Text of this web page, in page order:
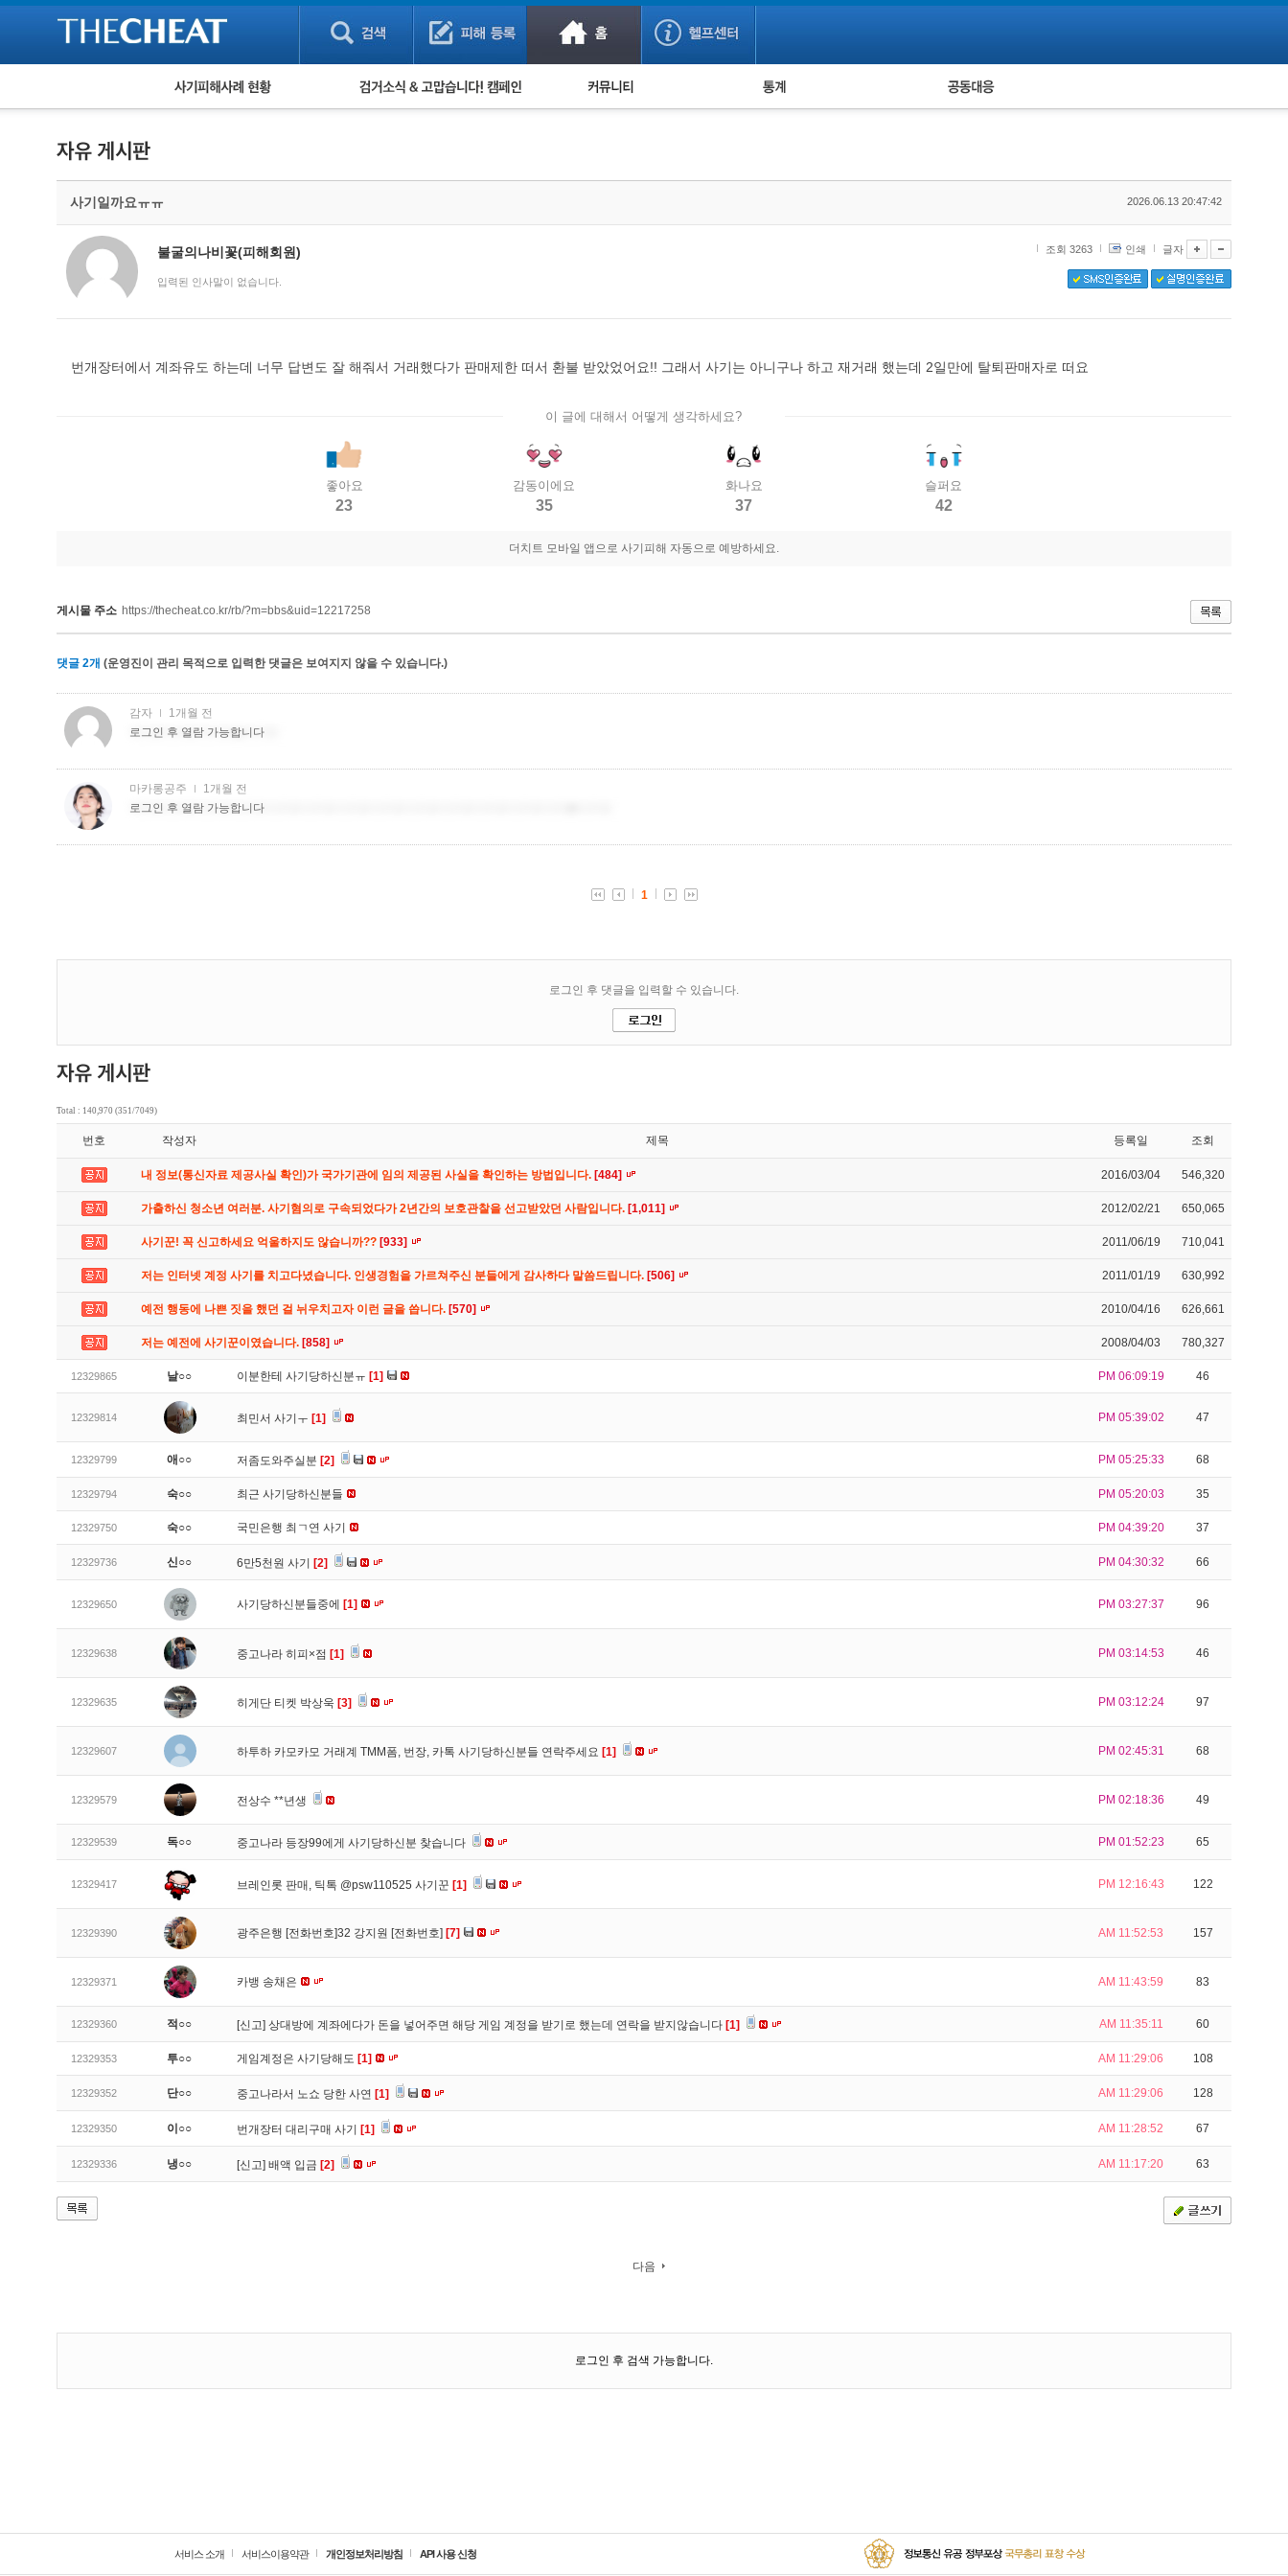
피해사례 현황
유해사이트 목록
비공개 피해사례
워킹홀리데이 피해사례
검거 소식 사기 예방했어요! 누적 피해사례 통계 피해자 공동대응
사기일까요ㅠㅠ 2026.06.13 20:47:42
불굴의나비꽃(피해회원)
입력된 인사말이 없습니다.
조회 3263 인쇄 글자
번개장터에서 계좌유도 하는데 너무 답변도 잘 해줘서 거래했다가 판매제한 떠서 환불 받았었어요!! 그래서 사기는 아니구나 하고 재거래 했는데 2일만에 탈퇴판매자로 떠요
이 글에 대해서 어떻게 생각하세요?
좋아요
23
감동이에요
35
화나요
37
슬퍼요
42
더치트 모바일 앱으로 사기피해 자동으로 예방하세요.
게시물 주소 https://thecheat.co.kr/rb/?m=bbs&uid=12217258
댓글 2개 (운영진이 관리 목적으로 입력한 댓글은 보여지지 않을 수 있습니다.)
Total : 140,970 (351/7049)
번호 작성자 제목 등록일 조회
내 정보(통신자료 제공사실 확인)가 국가기관에 임의 제공된 사실을 확인하는 방법입니다. [484] 2016/03/04 546,320
가출하신 청소년 여러분. 사기혐의로 구속되었다가 2년간의 보호관찰을 선고받았던 사람입니다. [1,011] 2012/02/21 650,065
사기꾼! 꼭 신고하세요 억울하지도 않습니까?? [933] 2011/06/19 710,041
저는 인터넷 계정 사기를 치고다녔습니다. 인생경험을 가르쳐주신 분들에게 감사하다 말씀드립니다. [506] 2011/01/19 630,992
예전 행동에 나쁜 짓을 했던 걸 뉘우치고자 이런 글을 씁니다. [570] 2010/04/16 626,661
저는 예전에 사기꾼이였습니다. [858] 2008/04/03 780,327
12329865 날○○ 이분한테 사기당하신분ㅠ [1] PM 06:09:19 46
12329814 최민서 사기ㅜ [1] PM 05:39:02 47
12329799 애○○ 저좀도와주실분 [2] PM 05:25:33 68
12329794 숙○○ 최근 사기당하신분들 PM 05:20:03 35
12329750 숙○○ 국민은행 최ㄱ연 사기 PM 04:39:20 37
12329736 신○○ 6만5천원 사기 [2] PM 04:30:32 66
12329650 사기당하신분들중에 [1] PM 03:27:37 96
12329638 중고나라 히피×점 [1] PM 03:14:53 46
12329635 히게단 티켓 박상욱 [3] PM 03:12:24 97
12329607 하투하 카모카모 거래계 TMM폼, 번장, 카톡 사기당하신분들 연락주세요 [1] PM 02:45:31 68
12329579 전상수 **년생 PM 02:18:36 49
12329539 독○○ 중고나라 등장99에게 사기당하신분 찾습니다 PM 01:52:23 65
12329417 브레인롯 판매, 틱톡 @psw110525 사기꾼 [1] PM 12:16:43 122
12329390 광주은행 [전화번호]32 강지원 [전화번호] [7] AM 11:52:53 157
12329371 카뱅 송채은 AM 11:43:59 83
12329360 적○○ [신고] 상대방에 계좌에다가 돈을 넣어주면 해당 게임 계정을 받기로 했는데 연락을 받지않습니다 [1] AM 11:35:11 60
12329353 투○○ 게임계정은 사기당해도 [1] AM 11:29:06 108
12329352 단○○ 중고나라서 노쇼 당한 사연 [1] AM 11:29:06 128
12329350 이○○ 번개장터 대리구매 사기 [1] AM 11:28:52 67
12329336 냉○○ [신고] 배액 입금 [2] AM 11:17:20 63
다음
로그인 후 검색 가능합니다.
서비스 소개 서비스이용약관 개인정보처리방침 API 사용 신청